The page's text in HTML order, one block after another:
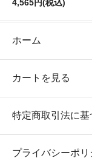
4,565円(税込)
ホーム
カートを見る
特定商取引法に基
プライバシーポリ